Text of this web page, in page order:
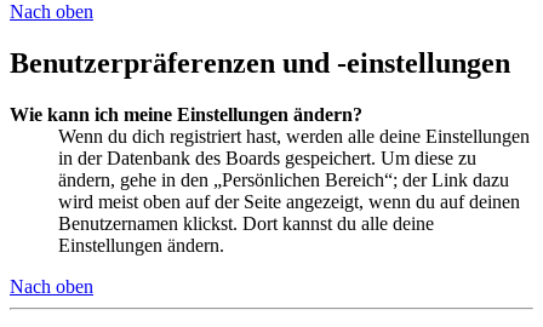
Nach oben
Benutzerpräferenzen und -einstellungen
Wie kann ich meine Einstellungen ändern?
Wenn du dich registriert hast, werden alle deine Einstellungen
in der Datenbank des Boards gespeichert. Um diese zu
ändern, gehe in den „Persönlichen Bereich“; der Link dazu
wird meist oben auf der Seite angezeigt, wenn du auf deinen
Benutzernamen klickst. Dort kannst du alle deine
Einstellungen ändern.
Nach oben